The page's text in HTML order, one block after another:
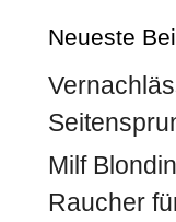
Neueste
Milf
Raucher